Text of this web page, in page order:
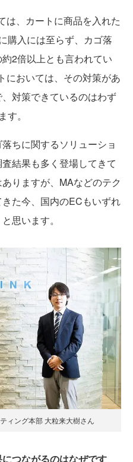
は、カートに商品を入れた
購入には至らず、カゴ落
2倍以上とも言われてい
においては、その対策があ
対策できているのはわず
。
ちに関するソリューショ
結果も多く登場してきて
りますが、MAなどのテク
た今、国内のECもいずれ
思います。
ィング本部 大粒来大樹さん
つながるのはなぜです